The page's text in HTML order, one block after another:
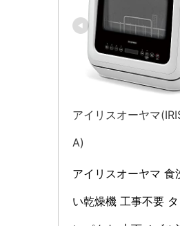
アイリスオーヤマ
A)
アイリスオーヤマ 食
い乾燥機 工事不要